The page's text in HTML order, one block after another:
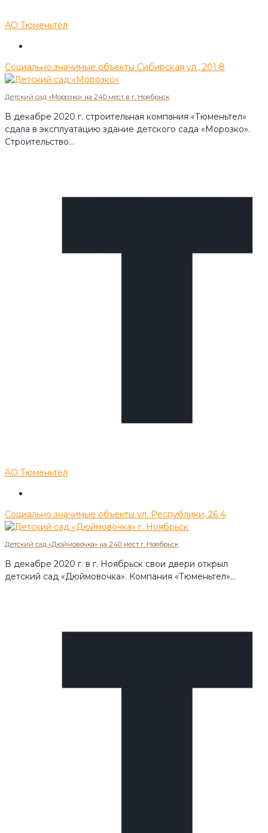
АО Тюменьтел
Социально значимые объекты Сибирская ул., 201 8
Детский сад «Морозко» на 240 мест в г. Ноябрьск
В декабре 2020 г. строительная компания «Тюменьтел»
сдала в эксплуатацию здание детского сада «Морозко».
Строительство…
АО Тюменьтел
Социально значимые объекты ул. Республики, 26 4
Детский сад «Дюймовочка» на 240 мест г. Ноябрьск
В декабре 2020 г. в г. Ноябрьск свои двери открыл
детский сад «Дюймовочка». Компания «Тюменьтел»…